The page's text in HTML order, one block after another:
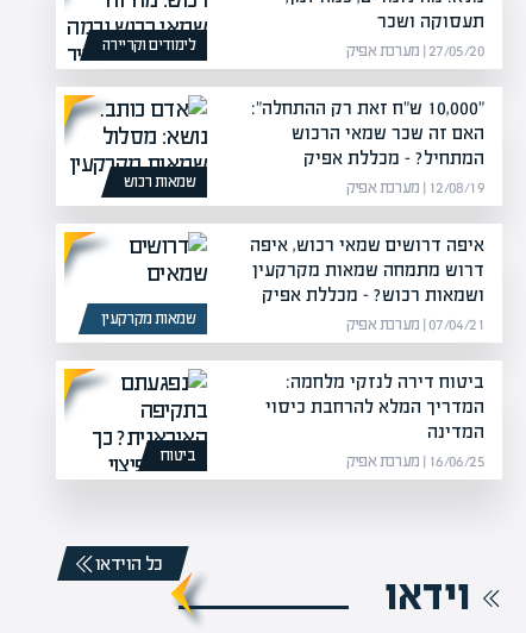
לימודים וקריירה
תעסוקה ושכר
27/05/20 | מערכת אפיק
שמאות רכוש
"10,000 ש"ח זאת רק ההתחלה":
האם זה שכר שמאי הרכוש
המתחיל? – מכללת אפיק
12/08/19 | מערכת אפיק
שמאות מקרקעין
איפה דרושים שמאי רכוש, איפה
דרוש מתמחה שמאות מקרקעין
ושמאות רכוש? – מכללת אפיק
07/04/21 | מערכת אפיק
ביטוח
ביטוח דירה לנזקי מלחמה:
המדריך המלא להרחבת כיסוי
המדינה
16/06/25 | מערכת אפיק
וידאו
כל הוידאו